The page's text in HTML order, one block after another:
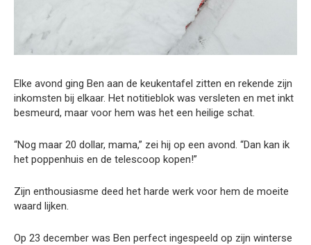
Elke avond ging Ben aan de keukentafel zitten en rekende zijn
inkomsten bij elkaar. Het notitieblok was versleten en met inkt
besmeurd, maar voor hem was het een heilige schat.
“Nog maar 20 dollar, mama,” zei hij op een avond. “Dan kan ik
het poppenhuis en de telescoop kopen!”
Zijn enthousiasme deed het harde werk voor hem de moeite
waard lijken.
Op 23 december was Ben perfect ingespeeld op zijn winterse